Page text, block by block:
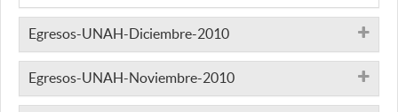
Egresos-UNAH-Diciembre-2010
Egresos-UNAH-Noviembre-2010